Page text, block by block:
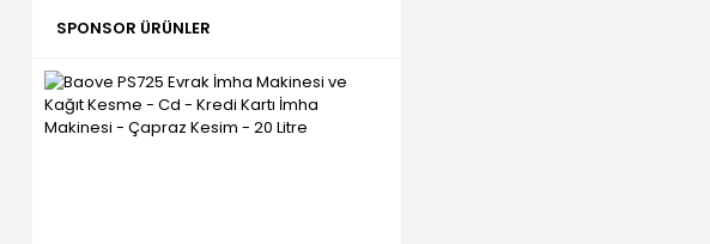
SPONSOR ÜRÜNLER